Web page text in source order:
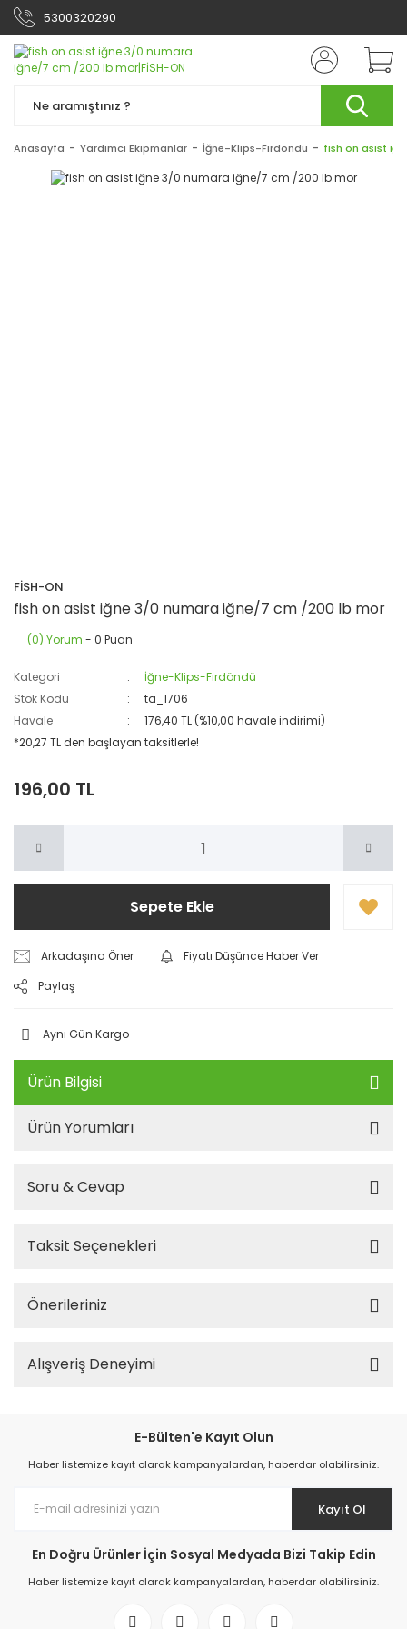
5300320290
Anasayfa Yardımcı Ekipmanlar İğne-Klips-Fırdöndü fish on asist
FİSH-ON
fish on asist iğne 3/0 numara iğne/7 cm /200 lb mor
(0) Yorum - 0 Puan
Kategori
İğne-Klips-Fırdöndü
Stok Kodu
ta_1706
Havale
176,40 TL (%10,00 havale indirimi)
*20,27 TL den başlayan taksitlerle!
196,00 TL
Sepete Ekle
Arkadaşına Öner
Fiyatı Düşünce Haber Ver
Paylaş
Aynı Gün Kargo
Ürün Bilgisi
Ürün Yorumları
Soru & Cevap
Taksit Seçenekleri
Önerileriniz
Alışveriş Deneyimi
E-Bülten'e Kayıt Olun
Haber listemize kayıt olarak kampanyalardan, haberdar olabilirsiniz.
Kayıt Ol
En Doğru Ürünler İçin Sosyal Medyada Bizi Takip Edin
Haber listemize kayıt olarak kampanyalardan, haberdar olabilirsiniz.